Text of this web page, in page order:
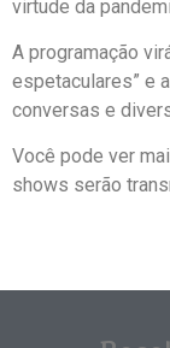
virtude da
A programação
espetaculares” e
conversas e
Você pode ver
shows serão